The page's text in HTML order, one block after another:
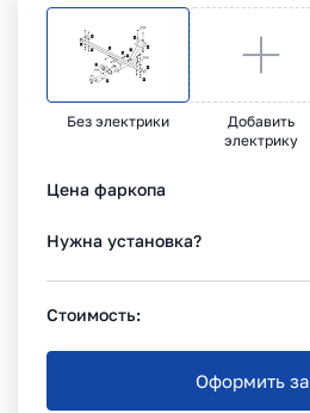
Без электрики
Добавить
электрику
Цена фаркопа
Нужна установка?
Стоимость:
Оформить